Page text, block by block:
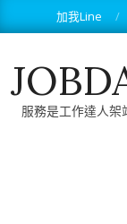
to
加我Line
服務是工作達人